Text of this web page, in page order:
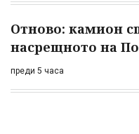
Отново: камион
насрещното на
преди 5 часа